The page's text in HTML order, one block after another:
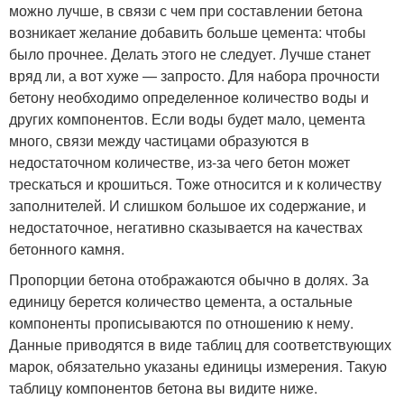
можно лучше, в связи с чем при составлении бетона
возникает желание добавить больше цемента: чтобы
было прочнее. Делать этого не следует. Лучше станет
вряд ли, а вот хуже — запросто. Для набора прочности
бетону необходимо определенное количество воды и
других компонентов. Если воды будет мало, цемента
много, связи между частицами образуются в
недостаточном количестве, из-за чего бетон может
трескаться и крошиться. Тоже относится и к количеству
заполнителей. И слишком большое их содержание, и
недостаточное, негативно сказывается на качествах
бетонного камня.
Пропорции бетона отображаются обычно в долях. За
единицу берется количество цемента, а остальные
компоненты прописываются по отношению к нему.
Данные приводятся в виде таблиц для соответствующих
марок, обязательно указаны единицы измерения. Такую
таблицу компонентов бетона вы видите ниже.